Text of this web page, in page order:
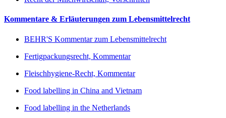
Kommentare & Erläuterungen zum Lebensmittelrecht
BEHR'S Kommentar zum Lebensmittelrecht
Fertigpackungsrecht, Kommentar
Fleischhygiene-Recht, Kommentar
Food labelling in China and Vietnam
Food labelling in the Netherlands